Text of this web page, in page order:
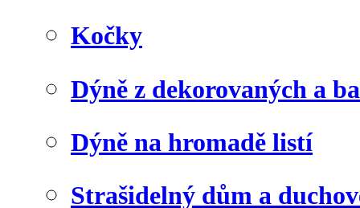
Kočky
Dýně z dekorovaných a
Dýně na hromadě listí
Strašidelný dům a